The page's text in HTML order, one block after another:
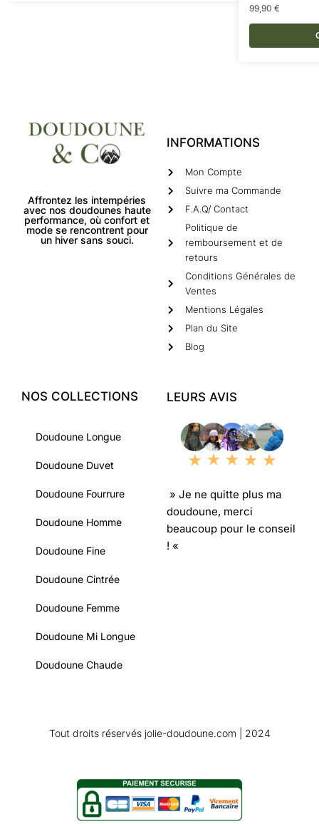
99,90 €
Affrontez les intempéries
avec nos doudounes haute
performance, où confort et
mode se rencontrent pour
un hiver sans souci.
INFORMATIONS
Mon Compte
Suivre ma Commande
F.A.Q/ Contact
Politique de
remboursement et de
retours
Conditions Générales de
Ventes
Mentions Légales
Plan du Site
Blog
NOS COLLECTIONS
Doudoune Longue
Doudoune Duvet
Doudoune Fourrure
Doudoune Homme
Doudoune Fine
Doudoune Cintrée
Doudoune Femme
Doudoune Mi Longue
Doudoune Chaude
LEURS AVIS
» Je ne quitte plus ma
doudoune, merci
beaucoup pour le conseil
! «
Tout droits réservés jolie-doudoune.com | 2024